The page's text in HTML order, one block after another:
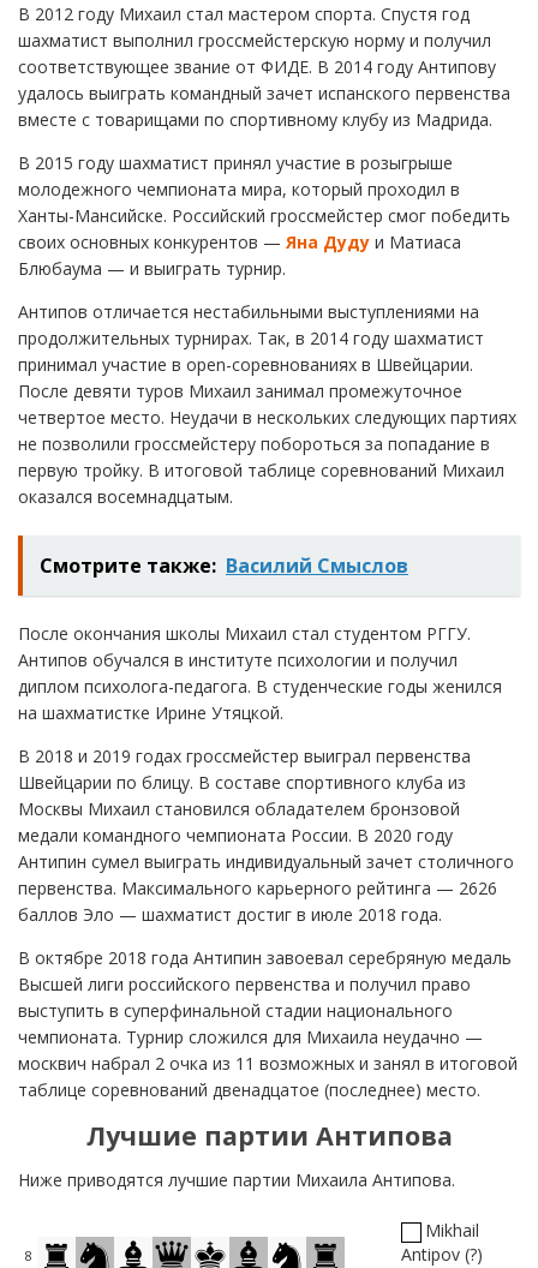
В 2012 году Михаил стал мастером спорта. Спустя год
шахматист выполнил гроссмейстерскую норму и получил
соответствующее звание от ФИДЕ. В 2014 году Антипову
удалось выиграть командный зачет испанского первенства
вместе с товарищами по спортивному клубу из Мадрида.
В 2015 году шахматист принял участие в розыгрыше
молодежного чемпионата мира, который проходил в
Ханты-Мансийске. Российский гроссмейстер смог победить
своих основных конкурентов — Яна Дуду и Матиаса
Блюбаума — и выиграть турнир.
Антипов отличается нестабильными выступлениями на
продолжительных турнирах. Так, в 2014 году шахматист
принимал участие в open-соревнованиях в Швейцарии.
После девяти туров Михаил занимал промежуточное
четвертое место. Неудачи в нескольких следующих партиях
не позволили гроссмейстеру побороться за попадание в
первую тройку. В итоговой таблице соревнований Михаил
оказался восемнадцатым.
Смотрите также: Василий Смыслов
После окончания школы Михаил стал студентом РГГУ.
Антипов обучался в институте психологии и получил
диплом психолога-педагога. В студенческие годы женился
на шахматистке Ирине Утяцкой.
В 2018 и 2019 годах гроссмейстер выиграл первенства
Швейцарии по блицу. В составе спортивного клуба из
Москвы Михаил становился обладателем бронзовой
медали командного чемпионата России. В 2020 году
Антипин сумел выиграть индивидуальный зачет столичного
первенства. Максимального карьерного рейтинга — 2626
баллов Эло — шахматист достиг в июле 2018 года.
В октябре 2018 года Антипин завоевал серебряную медаль
Высшей лиги российского первенства и получил право
выступить в суперфинальной стадии национального
чемпионата. Турнир сложился для Михаила неудачно —
москвич набрал 2 очка из 11 возможных и занял в итоговой
таблице соревнований двенадцатое (последнее) место.
Лучшие партии Антипова
Ниже приводятся лучшие партии Михаила Антипова.
8
Mikhail
Antipov ?